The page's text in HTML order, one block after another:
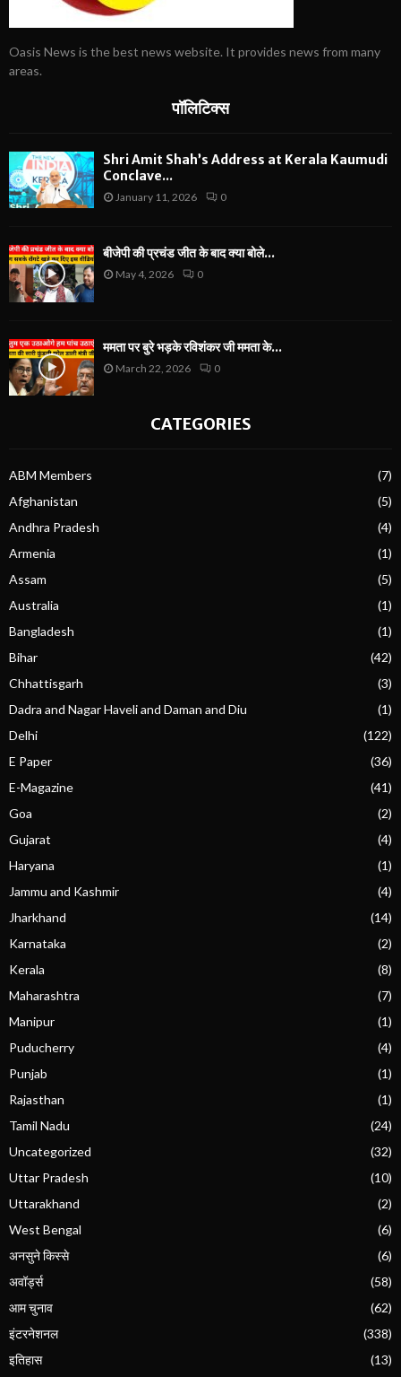
Oasis News is the best news website. It provides news from many
areas.
पॉलिटिक्स
Shri Amit Shah’s Address at Kerala Kaumudi
Conclave...
January 11, 2026 0
बीजेपी की प्रचंड जीत के बाद क्या बोले...
May 4, 2026 0
ममता पर बुरे भड़के रविशंकर जी ममता के...
March 22, 2026 0
CATEGORIES
ABM Members
(7)
Afghanistan
(5)
Andhra Pradesh
(4)
Armenia
(1)
Assam
(5)
Australia
(1)
Bangladesh
(1)
Bihar
(42)
Chhattisgarh
(3)
Dadra and Nagar Haveli and Daman and Diu
(1)
Delhi
(122)
E Paper
(36)
E-Magazine
(41)
Goa
(2)
Gujarat
(4)
Haryana
(1)
Jammu and Kashmir
(4)
Jharkhand
(14)
Karnataka
(2)
Kerala
(8)
Maharashtra
(7)
Manipur
(1)
Puducherry
(4)
Punjab
(1)
Rajasthan
(1)
Tamil Nadu
(24)
Uncategorized
(32)
Uttar Pradesh
(10)
Uttarakhand
(2)
West Bengal
(6)
अनसुने किस्से
(6)
अवॉर्ड्स
(58)
आम चुनाव
(62)
इंटरनेशनल
(338)
इतिहास
(13)